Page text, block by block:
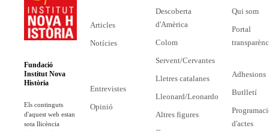
Fundació
Institut Nova
Història
Els continguts
d'aquest web estan
sota llicència
Articles
Notícies
Entrevistes
Opinió
Descoberta
d'Amèrica
Colom
Servent/Cervantes
Lletres catalanes
Lleonard/Leonardo
Altres figures
Qui som
Portal
Adhesions
Butlletí
d'actes